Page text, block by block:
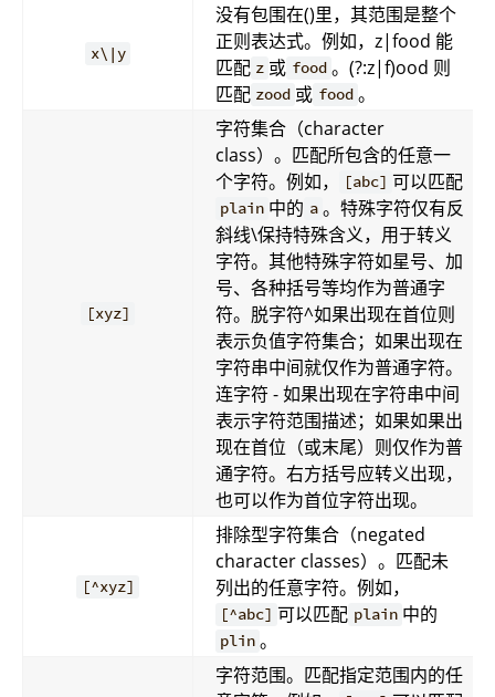
x\|y
没有包围在()里，其范围是整个
正则表达式。例如，z|food 能
匹配 z 或 food 。(?:z|f)ood 则
匹配 zood 或 food 。
[xyz]
字符集合（character
class）。匹配所包含的任意一
个字符。例如，
[abc] 可以匹配
plain 中的 a 。特殊字符仅有反
斜线\保持特殊含义，用于转义
字符。其他特殊字符如星号、加
号、各种括号等均作为普通字
符。脱字符^如果出现在首位则
表示负值字符集合；如果出现在
字符串中间就仅作为普通字符。
连字符 - 如果出现在字符串中间
表示字符范围描述；如果如果出
现在首位（或末尾）则仅作为普
通字符。右方括号应转义出现，
也可以作为首位字符出现。
[^xyz]
排除型字符集合（negated
character classes）。匹配未
列出的任意字符。例如，
[^abc] 可以匹配 plain 中的
plin 。
字符范围。匹配指定范围内的任